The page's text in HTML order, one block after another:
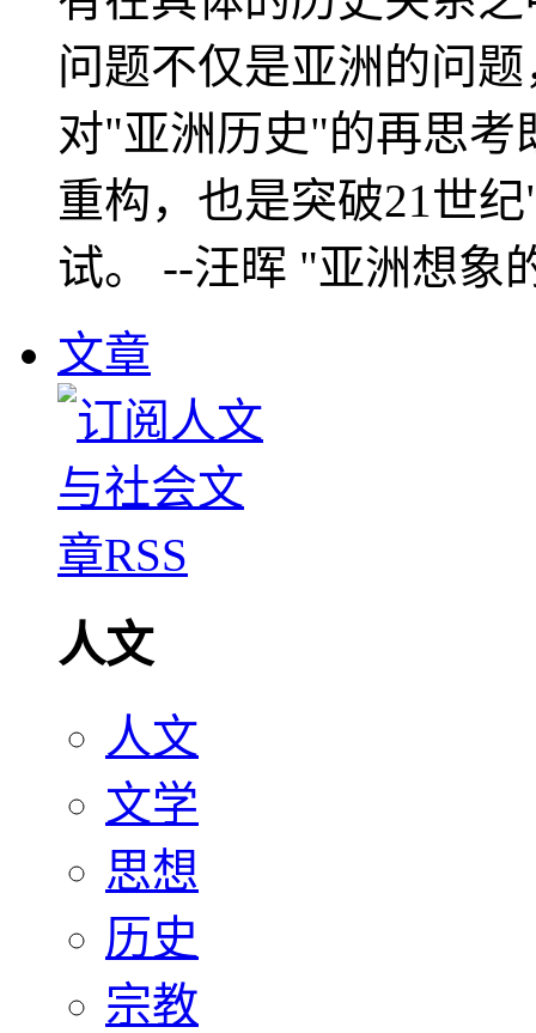
问题不仅是亚洲的问
对"亚洲历史"的再思考
重构，也是突破21世
试。 --汪晖 "亚洲想象
文章
人文
人文
文学
思想
历史
宗教